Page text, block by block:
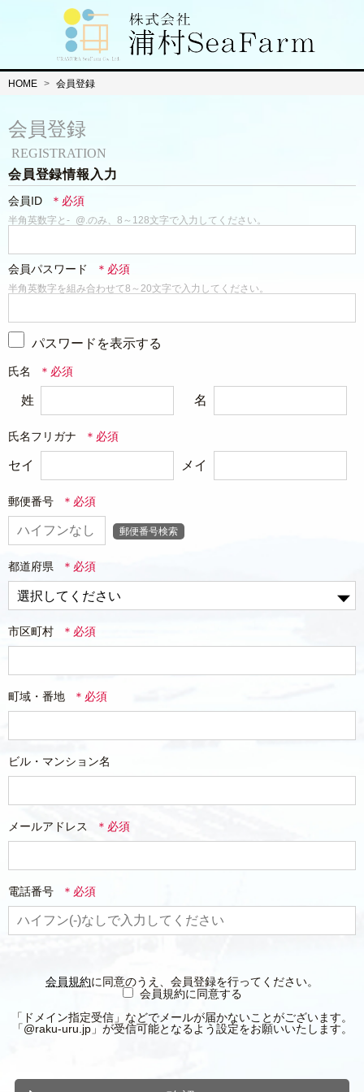
HOME 会員登録
REGISTRATION
会員登録
会員登録情報入力
会員ID
半角英数字と-_@.のみ、8～128文字で入力してください。
会員パスワード
半角英数字を組み合わせて8～20文字で入力してください。
パスワードを表示する
氏名
姓 名
氏名フリガナ
セイ メイ
郵便番号
郵便番号検索
都道府県
市区町村
町域・番地
ビル・マンション名
メールアドレス
電話番号
会員規約に同意のうえ、会員登録を行ってください。
会員規約に同意する
「ドメイン指定受信」などでメールが届かないことがございます。
「@raku-uru.jp」が受信可能となるよう設定をお願いいたします。